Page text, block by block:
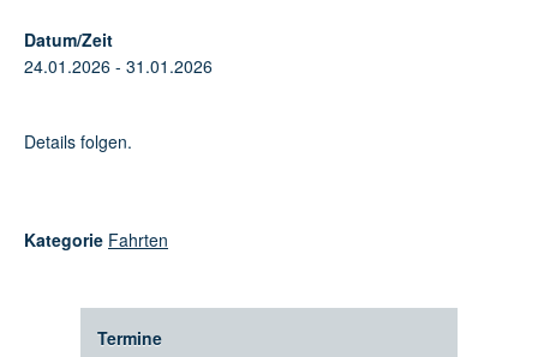
Datum/Zeit
24.01.2026 - 31.01.2026
Details folgen.
Kategorie Fahrten
Termine